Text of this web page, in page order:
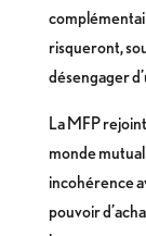
risqueront,
désengager
La MFP
monde
incohérence
pouvoir